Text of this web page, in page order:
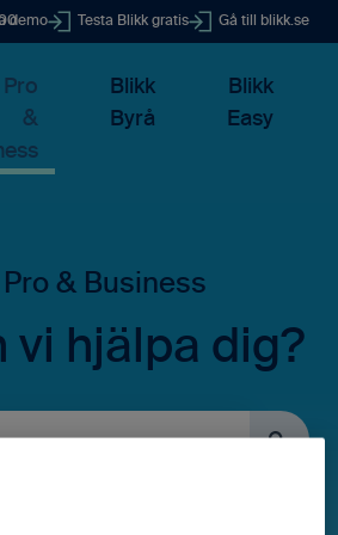
demo Testa Blikk gratis Gå till blikk.se
Pro
&
Blikk
Byrå
Blikk
Easy
vi hjälpa dig?
eftersom sökfältet är tomt.